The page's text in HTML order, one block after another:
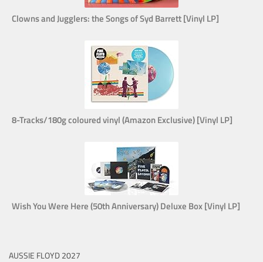
Clowns and Jugglers: the Songs of Syd Barrett [Vinyl LP]
8-Tracks/180g coloured vinyl (Amazon Exclusive) [Vinyl LP]
Wish You Were Here (50th Anniversary) Deluxe Box [Vinyl LP]
AUSSIE FLOYD 2027